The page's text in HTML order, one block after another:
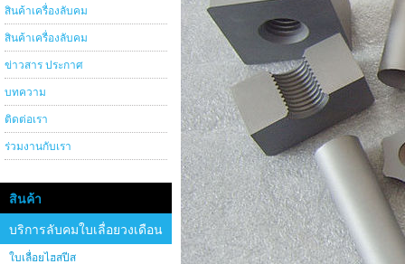
สินค้าเครื่องลับคม
สินค้าเครื่องลับคม
ข่าวสาร ประกาศ
บทความ
ติดต่อเรา
ร่วมงานกับเรา
สินค้า
บริการลับคมใบเลื่อยวงเดือน
ใบเลื่อยไฮสปีส